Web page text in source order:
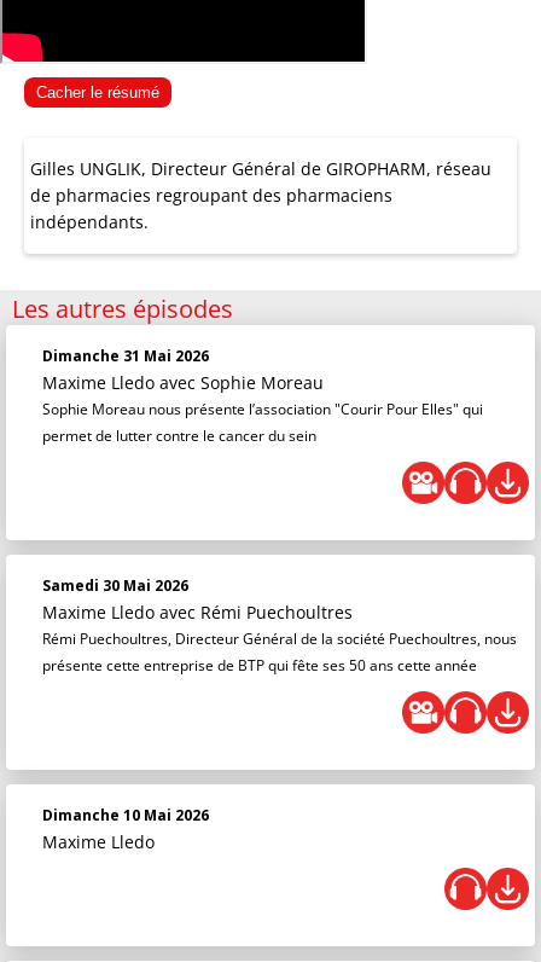
Cacher le résumé
Gilles UNGLIK, Directeur Général de GIROPHARM, réseau
de pharmacies regroupant des pharmaciens
indépendants.
Les autres épisodes
Dimanche 31 Mai 2026
Maxime Lledo avec Sophie Moreau
Sophie Moreau nous présente l’association "Courir Pour Elles" qui
permet de lutter contre le cancer du sein
Samedi 30 Mai 2026
Maxime Lledo avec Rémi Puechoultres
Rémi Puechoultres, Directeur Général de la société Puechoultres, nous
présente cette entreprise de BTP qui fête ses 50 ans cette année
Dimanche 10 Mai 2026
Maxime Lledo